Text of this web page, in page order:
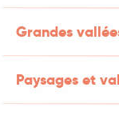
Grandes
Paysages et